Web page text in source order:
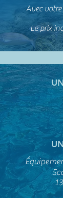
Avec
Le prix